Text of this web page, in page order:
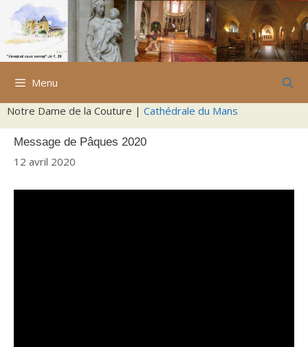
Aller
contenu
Menu
Notre Dame de la Couture | Cathédrale du Mans
Message de Pâques 2020
12 avril 2020